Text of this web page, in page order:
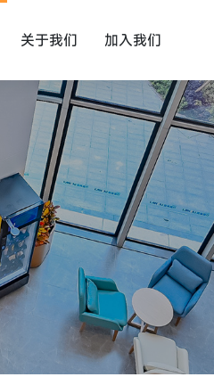
关于我们 加入我们